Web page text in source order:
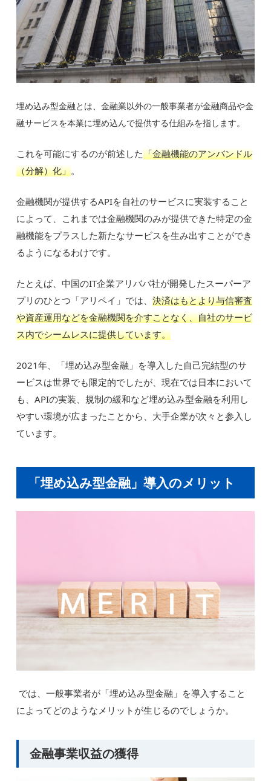
埋め込み型金融とは、金融業以外の一般事業者が金融商品や金
融サービスを本業に埋め込んで提供する仕組みを指します。
これを可能にするのが前述した「金融機能のアンバンドル
（分解）化」。
金融機関が提供するAPIを自社のサービスに実装すること
によって、これまでは金融機関のみが提供できた特定の金
融機能をプラスした新たなサービスを生み出すことができ
るようになるわけです。
たとえば、中国のIT企業アリババ社が開発したスーパーア
プリのひとつ「アリペイ」では、決済はもとより与信審査
や資産運用などを金融機関を介すことなく、自社のサービ
ス内でシームレスに提供しています。
2021年、「埋め込み型金融」を導入した自己完結型のサ
ービスは世界でも限定的でしたが、現在では日本において
も、APIの実装、規制の緩和など埋め込み型金融を利用し
やすい環境が広まったことから、大手企業が次々と参入し
ています。
「埋め込み型金融」導入のメリット
では、一般事業者が「埋め込み型金融」を導入すること
によってどのようなメリットが生じるのでしょうか。
金融事業収益の獲得